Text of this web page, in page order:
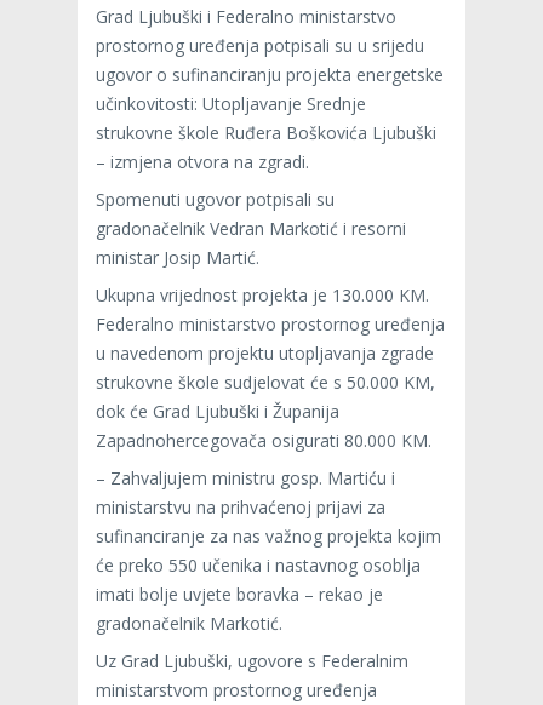
Grad Ljubuški i Federalno ministarstvo
prostornog uređenja potpisali su u srijedu
ugovor o sufinanciranju projekta energetske
učinkovitosti: Utopljavanje Srednje
strukovne škole Ruđera Boškovića Ljubuški
– izmjena otvora na zgradi.
Spomenuti ugovor potpisali su
gradonačelnik Vedran Markotić i resorni
ministar Josip Martić.
Ukupna vrijednost projekta je 130.000 KM.
Federalno ministarstvo prostornog uređenja
u navedenom projektu utopljavanja zgrade
strukovne škole sudjelovat će s 50.000 KM,
dok će Grad Ljubuški i Županija
Zapadnohercegovača osigurati 80.000 KM.
– Zahvaljujem ministru gosp. Martiću i
ministarstvu na prihvaćenoj prijavi za
sufinanciranje za nas važnog projekta kojim
će preko 550 učenika i nastavnog osoblja
imati bolje uvjete boravka – rekao je
gradonačelnik Markotić.
Uz Grad Ljubuški, ugovore s Federalnim
ministarstvom prostornog uređenja